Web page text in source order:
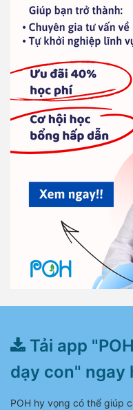
Tải app
dạy con" ngay
POH hy vọng có thể giúp